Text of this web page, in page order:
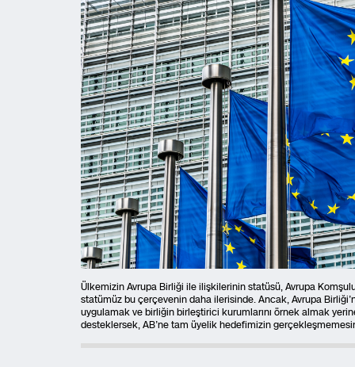
Ülkemizin Avrupa Birliği ile ilişkilerinin statüsü, Avrupa
statümüz bu çerçevenin daha ilerisinde. Ancak, Avrupa
uygulamak ve birliğin birleştirici kurumlarını örnek almak
desteklersek, AB’ne tam üyelik hedefimizin